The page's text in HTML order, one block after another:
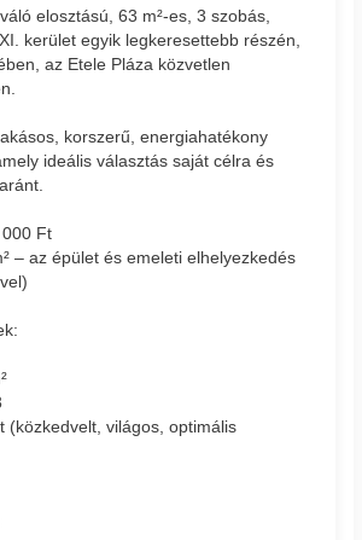
elosztású, 63 m²-es, 3 szobás,
kerület egyik legkeresettebb részén,
az Etele Pláza közvetlen
korszerű, energiahatékony
ideális választás saját célra és
Ft
– az épület és emeleti elhelyezkedés
(közkedvelt, világos, optimális